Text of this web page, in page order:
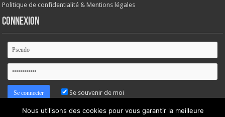
Politique de confidentialité & Mentions légales
Connexion
Se souvenir de moi
Nous utilisons des cookies pour vous garantir la meilleure